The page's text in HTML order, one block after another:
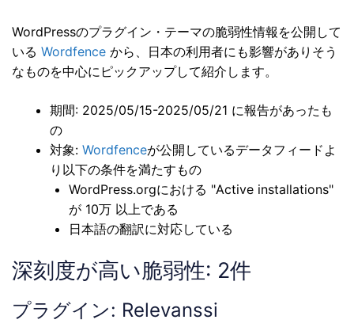
WordPressのプラグイン・テーマの脆弱性情報を公開して
いる Wordfence から、日本の利用者にも影響がありそう
なものを中心にピックアップして紹介します。
期間: 2025/05/15-2025/05/21 に報告があったも
の
対象: Wordfenceが公開しているデータフィードよ
り以下の条件を満たすもの
WordPress.orgにおける "Active installations"
が 10万 以上である
日本語の翻訳に対応している
深刻度が高い脆弱性: 2件
プラグイン: Relevanssi